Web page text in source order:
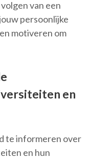
van een
persoonlijke
motiveren om
en
te informeren over
en hun